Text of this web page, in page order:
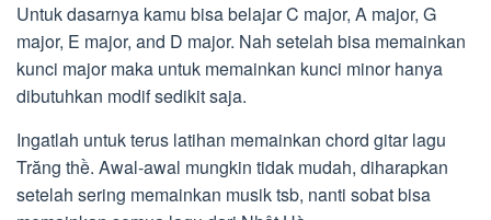
Untuk dasarnya kamu bisa belajar C major, A major, G
major, E major, and D major. Nah setelah bisa memainkan
kunci major maka untuk memainkan kunci minor hanya
dibutuhkan modif sedikit saja.
Ingatlah untuk terus latihan memainkan chord gitar lagu
Trăng thề. Awal-awal mungkin tidak mudah, diharapkan
setelah sering memainkan musik tsb, nanti sobat bisa